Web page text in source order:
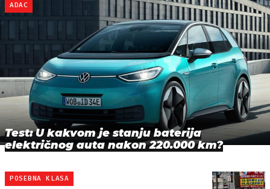
ADAC
Test: U kakvom je stanju baterija
električnog auta nakon 220.000 km?
POSEBNA KLASA